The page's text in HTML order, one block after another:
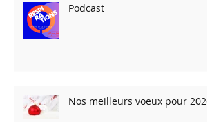
Podcast
Nos meilleurs voeux pour 2026